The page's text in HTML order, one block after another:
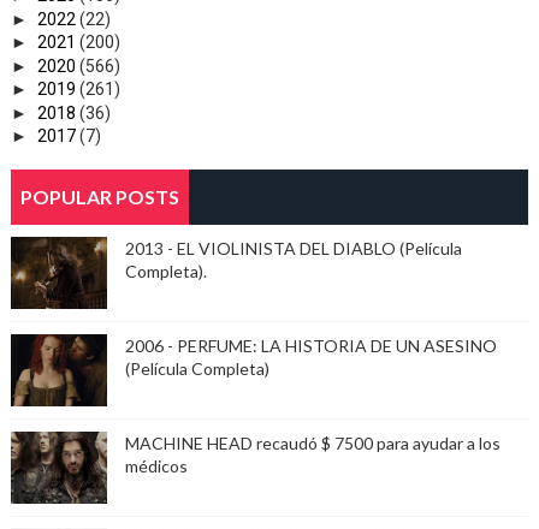
► 2022 (22)
► 2021 (200)
► 2020 (566)
► 2019 (261)
► 2018 (36)
► 2017(7)
POPULAR POSTS
2013 - EL VIOLINISTA DEL DIABLO (Película
Completa).
2006 - PERFUME: LA HISTORIA DE UN ASESINO
(Película Completa)
MACHINE HEAD recaudó $ 7500 para ayudar a los
médicos